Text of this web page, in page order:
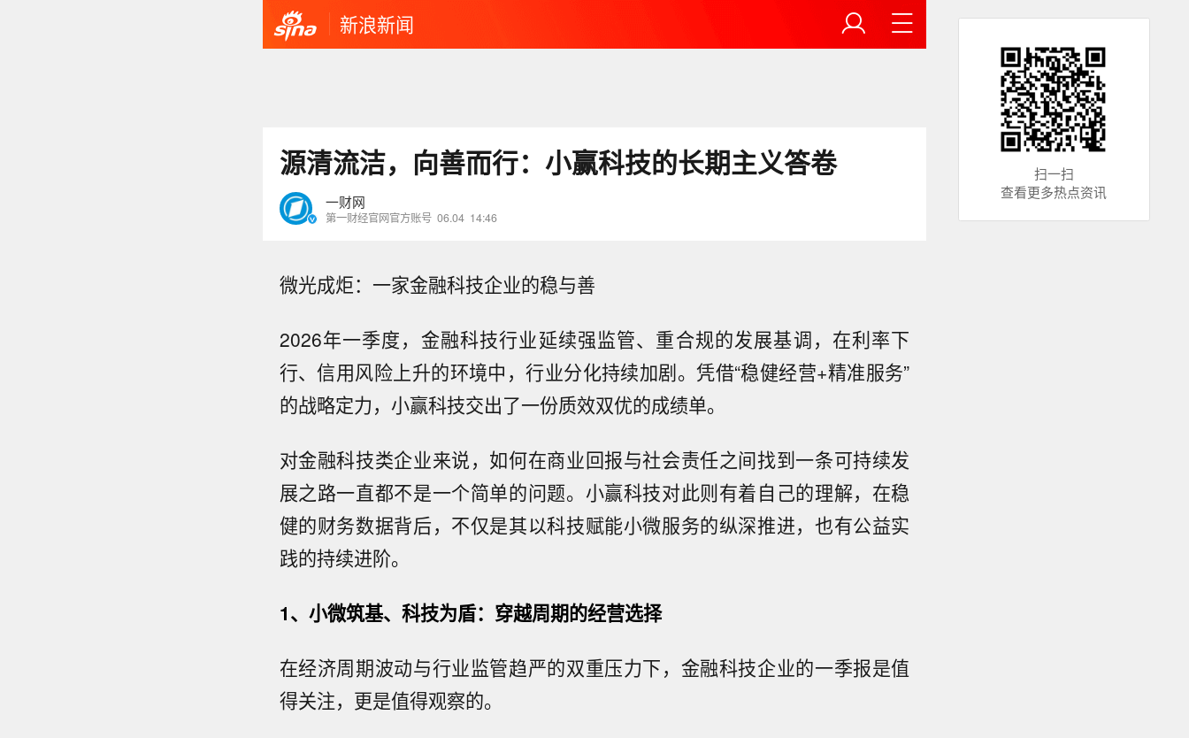
新浪新闻
源清流洁，向善而行：小赢科技的长期主义答卷
一财网
第一财经官网官方账号 06.04 14:46
微光成炬：一家金融科技企业的稳与善
2026年一季度，金融科技行业延续强监管、重合规的发展基调，在利率下
行、信用风险上升的环境中，行业分化持续加剧。凭借“稳健经营+精准服务”
的战略定力，小赢科技交出了一份质效双优的成绩单。
对金融科技类企业来说，如何在商业回报与社会责任之间找到一条可持续发
展之路一直都不是一个简单的问题。小赢科技对此则有着自己的理解，在稳
健的财务数据背后，不仅是其以科技赋能小微服务的纵深推进，也有公益实
践的持续进阶。
1、小微筑基、科技为盾：穿越周期的经营选择
在经济周期波动与行业监管趋严的双重压力下，金融科技企业的一季报是值
得关注，更是值得观察的。
扫一扫
查看更多热点资讯